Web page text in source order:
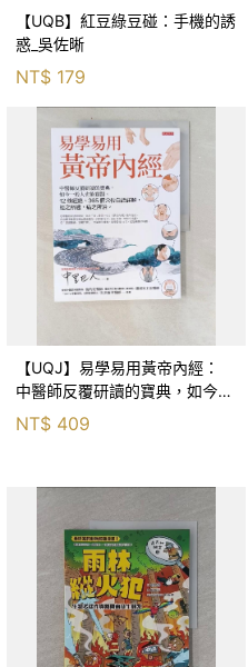
【UQB】紅豆綠豆碰：手機的誘
惑_吳佐晰
NT$ 179
【UQJ】易學易用黃帝內經：
中醫師反覆研讀的寶典，如今一
般人也能實踐。12條經絡、365
個穴位白話詳解，經之所過，病
NT$ 409